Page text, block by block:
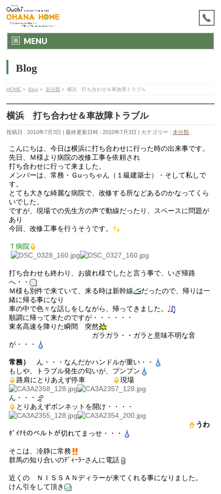
MENU
Blog
HOME » Blog » 未分類 » 横浜 打ち合わせ＆車故障トラブル
横浜 打ち合わせ＆車故障トラブル
投稿日 : 2010年7月3日 最終更新日時 : 2010年7月3日 カテゴリー :未分類
こんにちは、今日は横浜に打ち合わせに行った時の出来事です。
先日、Ｍ様より病院の改修工事を依頼され
打ち合わせに行って来ました。
メンバーは、常務・Ｇuっちゃん（１級建築士）・そして私しで
す。
とても大きな綺麗な病院で、改修する所などあるのかなってくら
いでした。
ですが、現場での先生方の声で動線だったり、スペースに問題が
あり
今回、改修工事を行うそうです。
Ｔ病院
打ち合わせも終わり、お疲れ様でしたと言う事で、いざ帰路
へ・・
Ｍ様も別件で来ていて、来る時は新幹線
だったので、帰りは一
緒に帰る事になり
車の中で色々な話しをしながら、帰ってきました。
順調に帰って来たのですが・・・・・・
東名高速を降りた瞬間 突然
ガラガラ・・ガラと意味不明な音
が・・・
常務） ん・
・・なんだかハンドルが重い・・
もしや、トラブル発生の匂いが、プンプン
路肩にとりあえず停車
現場
ん・・・
とりあえずボンネットを開け・・・・
うわ
ﾀﾞｲﾅﾓのベルトが切れてまっせ・・・
そこは、冷静に常務
群馬の知り合いのﾃﾞｨｰﾗｰさんに電話
近くの ＮＩＳＳＡＮディラーが来てくれる事になりました。
けん引をして頂き